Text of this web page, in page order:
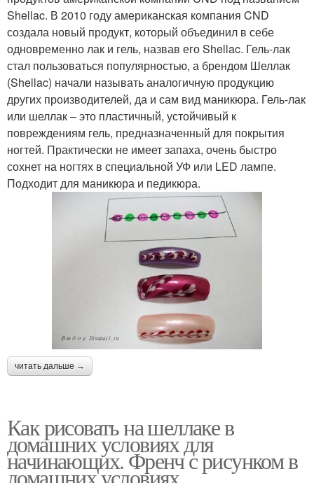
Shellac. В 2010 году американская компания CND
создала новый продукт, который объединил в себе
одновременно лак и гель, назвав его Shellac. Гель-лак
стал пользоваться популярностью, а брендом Шеллак
(Shellac) начали называть аналогичную продукцию
других производителей, да и сам вид маникюра. Гель-лак
или шеллак – это пластичный, устойчивый к
повреждениям гель, предназначенный для покрытия
ногтей. Практически не имеет запаха, очень быстро
сохнет на ногтях в специальной УФ или LED лампе.
Подходит для маникюра и педикюра.
читать дальше →
Как рисовать на шеллаке в
домашних условиях для
начинающих. Френч с рисунком в